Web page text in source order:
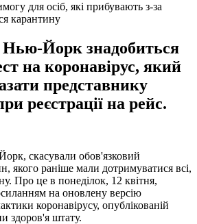
для осіб, які прибувають з-за
карантину
Нью-Йорк знадобиться
на коронавірус, який
представнику
реєстрації на рейс.
скасували обов'язковий
якого раніше мали дотримуватися всі,
Про це в понеділок, 12 квітня,
на оновлену версію
коронавірусу, опублікованій
здоров'я штату.